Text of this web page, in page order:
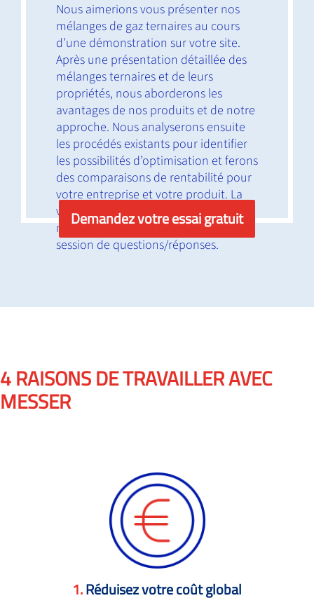
Nous aimerions vous présenter nos
mélanges de gaz ternaires au cours
d’une démonstration sur votre site.
Après une présentation détaillée des
mélanges ternaires et de leurs
propriétés, nous aborderons les
avantages de nos produits et de notre
approche. Nous analyserons ensuite
les procédés existants pour identifier
les possibilités d’optimisation et ferons
des comparaisons de rentabilité pour
votre entreprise et votre produit. La
visite se terminera par un point sur
nos services en ligne ainsi qu’une
session de questions/réponses.
Demandez votre essai gratuit
4 RAISONS DE TRAVAILLER AVEC
MESSER
Réduisez votre coût global